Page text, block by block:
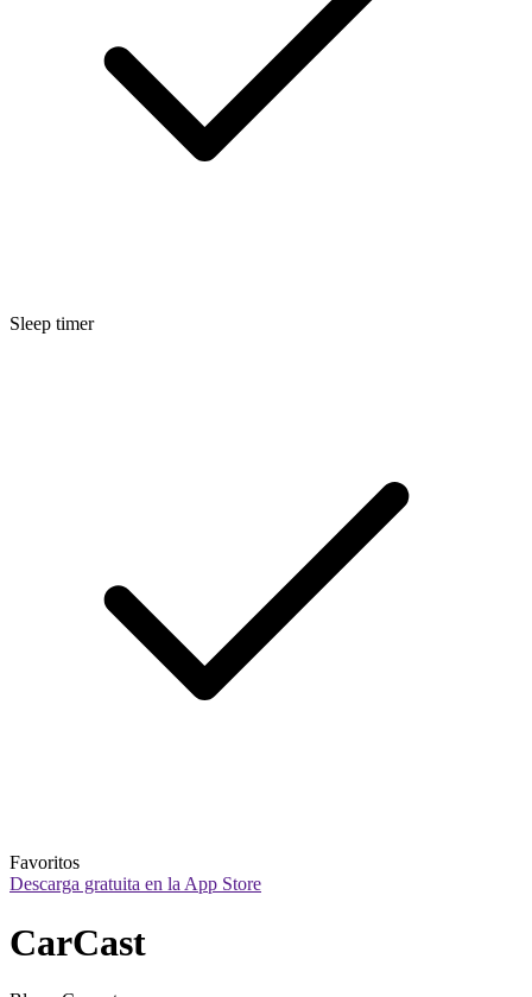
Sleep timer
Favoritos
Descarga gratuita en la App Store
CarCast